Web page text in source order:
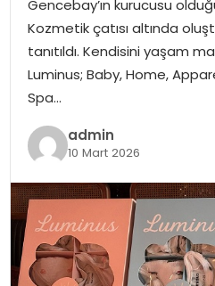
DÜNYA
OTOMOBIL
Gencebay’ın kurucusu
Kozmetik çatısı altında
tanıtıldı. Kendisini yaşam
Luminus; Baby, Home,
Spa…
admin
10 Mart 2026